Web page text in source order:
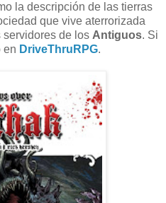
la descripción de las tierras
que vive aterrorizada
de los Antiguos. Si
en DriveThruRPG.